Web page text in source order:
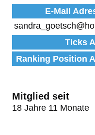
E-Mail
Ticks
Ranking Position
Mitglied seit
18 Jahre 11 Monate